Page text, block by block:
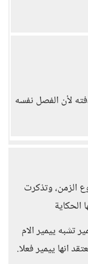
لأن الفصل نفسه
الزمن، وتذكرت
تشبه ييمير الام
انها ييمير فعلا.